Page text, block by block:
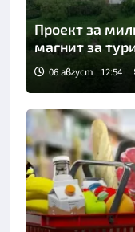
Проект за
магнит за
06 август | 12:54